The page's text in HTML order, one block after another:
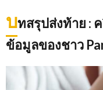
บทสรุปส่งท้าย :
ข้อมูลของชาว